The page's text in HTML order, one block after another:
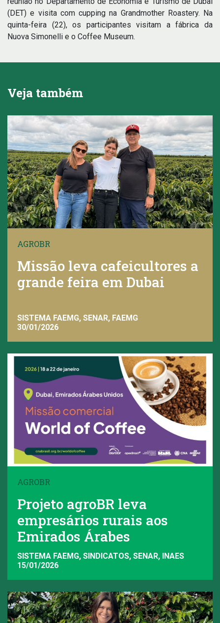
(DET) e visita com cupping na Grandmother Roastery. Na
quinta-feira (22), os participantes visitam a fábrica da
Nuova Simonelli e o Coffee Museum.
Veja também
AGROBR
Missão leva cafeicultores a
grande feira em Dubai
SISTEMA FAEMG, SENAR, FAEMG
30/01/2026
AGROBR
Projeto agroBR leva
empresários rurais aos
Emirados Árabes
SISTEMA FAEMG, SINDICATOS, SENAR, INAES
15/01/2026